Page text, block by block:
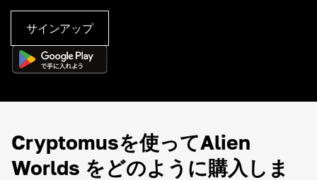
サインアップ
Cryptomusを使ってAlien
Worlds をどのように購入しま